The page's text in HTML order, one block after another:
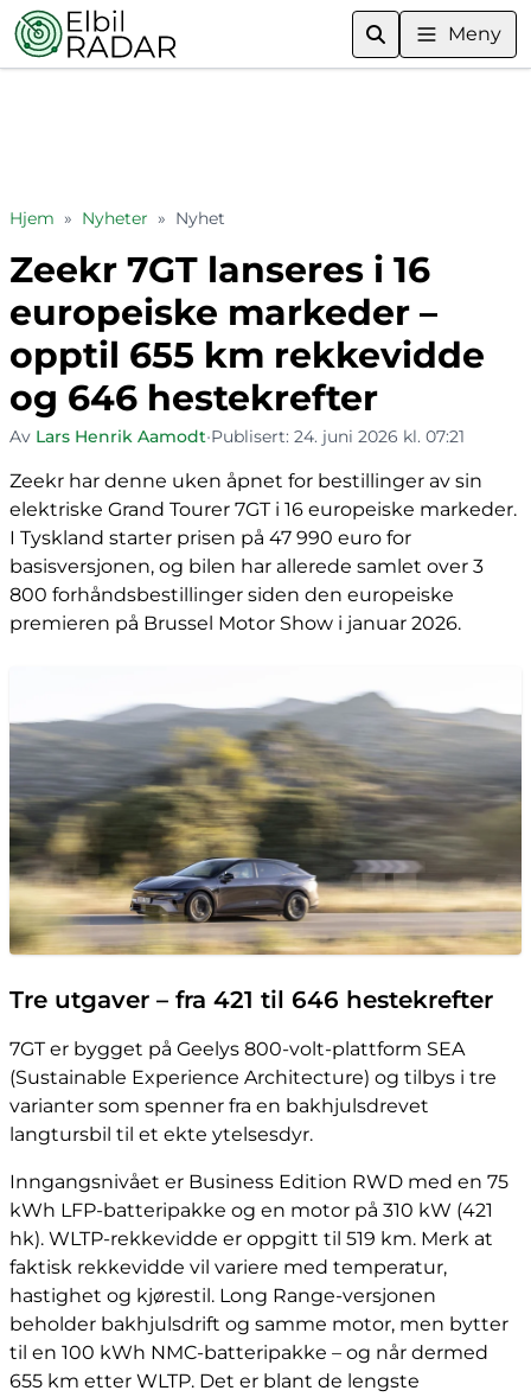
Meny
Hjem » Nyheter » Nyhet
Zeekr 7GT lanseres i 16
europeiske markeder –
opptil 655 km rekkevidde
og 646 hestekrefter
Av Lars Henrik Aamodt•Publisert: 24. juni 2026 kl. 07:21
Zeekr har denne uken åpnet for bestillinger av sin
elektriske Grand Tourer 7GT i 16 europeiske markeder.
I Tyskland starter prisen på 47 990 euro for
basisversjonen, og bilen har allerede samlet over 3
800 forhåndsbestillinger siden den europeiske
premieren på Brussel Motor Show i januar 2026.
Tre utgaver – fra 421 til 646 hestekrefter
7GT er bygget på Geelys 800-volt-plattform SEA
(Sustainable Experience Architecture) og tilbys i tre
varianter som spenner fra en bakhjulsdrevet
langtursbil til et ekte ytelsesdyr.
Inngangsnivået er Business Edition RWD med en 75
kWh LFP-batteripakke og en motor på 310 kW (421
hk). WLTP-rekkevidde er oppgitt til 519 km. Merk at
faktisk rekkevidde vil variere med temperatur,
hastighet og kjørestil. Long Range-versjonen
beholder bakhjulsdrift og samme motor, men bytter
til en 100 kWh NMC-batteripakke – og når dermed
655 km etter WLTP. Det er blant de lengste